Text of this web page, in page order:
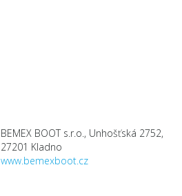
BEMEX BOOT s.r.o., Unhošťská 2752,
27201 Kladno
www.bemexboot.cz